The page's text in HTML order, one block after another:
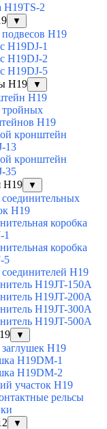
H19TS-2
▼
H19
H19DJ-1
H19DJ-2
H19DJ-5
H19
▼
H19
тройных
H19
кронштейн
13
кронштейн
35
H19
▼
H19
коробка
1
коробка
5
H19
H19JT-150A
H19JT-200A
H19JT-300A
H19JT-500A
▼
H19
H19DM-1
H19DM-2
участок H19
рельсы
▼